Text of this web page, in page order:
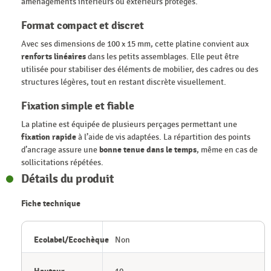
Format compact et discret
Avec ses dimensions de 100 x 15 mm, cette platine convient aux
renforts linéairesdans les petits assemblages. Elle peut être
utilisée pour stabiliser des éléments de mobilier, des cadres ou des
structures légères, tout en restant discrète visuellement.
Fixation simple et fiable
La platine est équipée de plusieurs perçages permettant une
fixation rapideà l’aide de vis adaptées. La répartition des points
d’ancrage assure unebonne tenue dans le temps, même en cas de
sollicitations répétées.
Détails du produit
Fiche technique
Ecolabel/Ecochèque Non